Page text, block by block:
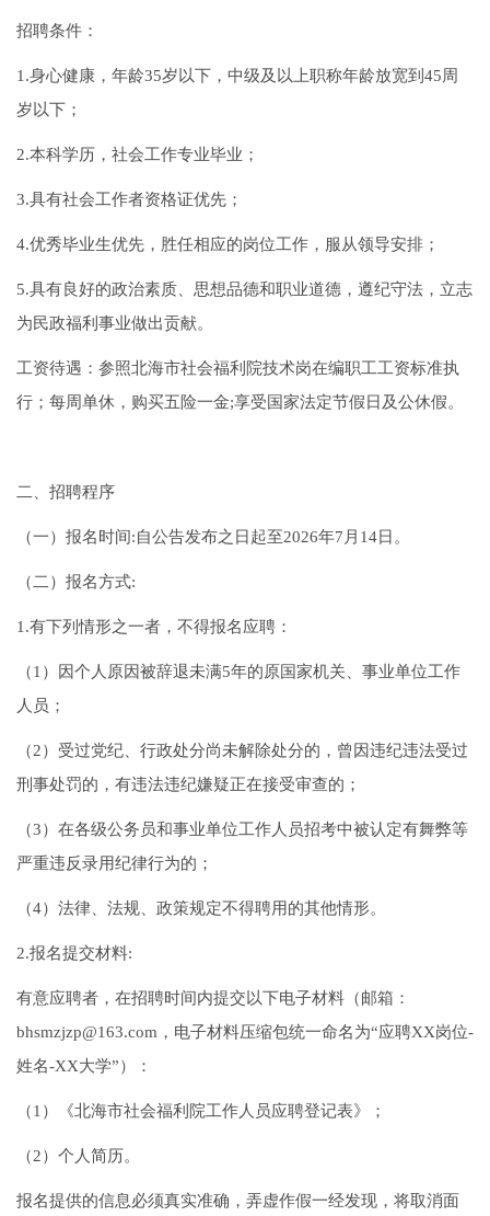
招聘条件：
1.身心健康，年龄35岁以下，中级及以上职称年龄放宽到45周
岁以下；
2.本科学历，社会工作专业毕业；
3.具有社会工作者资格证优先；
4.优秀毕业生优先，胜任相应的岗位工作，服从领导安排；
5.具有良好的政治素质、思想品德和职业道德，遵纪守法，立志
为民政福利事业做出贡献。
工资待遇：参照北海市社会福利院技术岗在编职工工资标准执
行；每周单休，购买五险一金;享受国家法定节假日及公休假。
二、招聘程序
（一）报名时间:自公告发布之日起至2026年7月14日。
（二）报名方式:
1.有下列情形之一者，不得报名应聘：
（1）因个人原因被辞退未满5年的原国家机关、事业单位工作
人员；
（2）受过党纪、行政处分尚未解除处分的，曾因违纪违法受过
刑事处罚的，有违法违纪嫌疑正在接受审查的；
（3）在各级公务员和事业单位工作人员招考中被认定有舞弊等
严重违反录用纪律行为的；
（4）法律、法规、政策规定不得聘用的其他情形。
2.报名提交材料:
有意应聘者，在招聘时间内提交以下电子材料（邮箱：
bhsmzjzp@163.com，电子材料压缩包统一命名为“应聘XX岗位-
姓名-XX大学”）：
（1）《北海市社会福利院工作人员应聘登记表》；
（2）个人简历。
报名提供的信息必须真实准确，弄虚作假一经发现，将取消面